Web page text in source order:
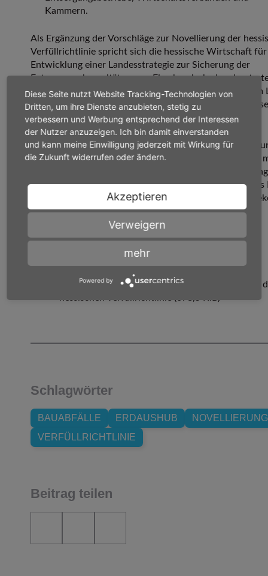
Kammern.
Als Ergänzung der Vorschläge zur Novellierung der
Verfüllrichtlinie spricht sich die hessische Wirtschaft für
Entwicklung einer Landesstrategie zur Sicherung der
Entsorgungskapazitäten aus. Eine hessische
zur Sicherung der benötigten Verfüllkapazitäten ist vom
genauso zu entwickeln, wie die
nicht verwertbare Abfälle.
Ziel der Landesstrategie muss die Schaffung und
benötigten dezentralen Verfüllkapazitäten sein. Ebenso
Rechts- und Planungssicherheit durch einfache
die beteiligten Unternehmen gewährleistet werden. Das
muss sich zur Notwendigkeit einer solchen Strategie
und dies politisch unterstützen.
Downloads
Gemeinsame Verbändeposition zur Novellierung
hessischen Verfüllrichtlinie(678,5 KiB)
Schlagwörter
BAUABFÄLLE ERDAUSHUB
NOVELLIERUNG
VERFÜLLRICHTLINIE
Beitrag teilen
Diese Seite nutzt Website Tracking-Technologien von
Dritten, um ihre Dienste anzubieten, stetig zu
verbessern und Werbung entsprechend der Interessen
der Nutzer anzuzeigen. Ich bin damit einverstanden
und kann meine Einwilligung jederzeit mit Wirkung für
die Zukunft widerrufen oder ändern.
Akzeptieren
Verweigern
mehr
Powered by